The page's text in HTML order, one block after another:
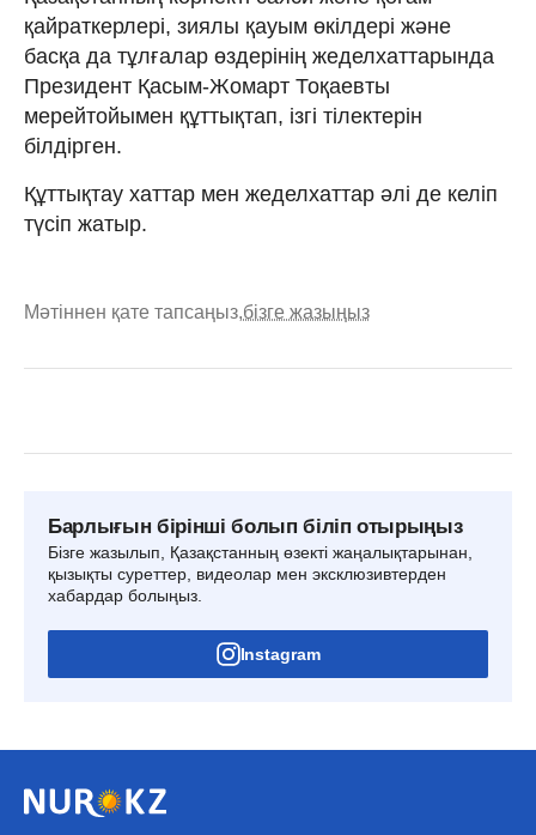
қайраткерлері, зиялы қауым өкілдері және
басқа да тұлғалар өздерінің жеделхаттарында
Президент Қасым-Жомарт Тоқаевты
мерейтойымен құттықтап, ізгі тілектерін
білдірген.
Құттықтау хаттар мен жеделхаттар әлі де келіп
түсіп жатыр.
Мәтіннен қате тапсаңыз,бізге жазыңыз
Барлығын бірінші болып біліп отырыңыз
Бізге жазылып, Қазақстанның өзекті жаңалықтарынан,
қызықты суреттер, видеолар мен эксклюзивтерден
хабардар болыңыз.
Instagram